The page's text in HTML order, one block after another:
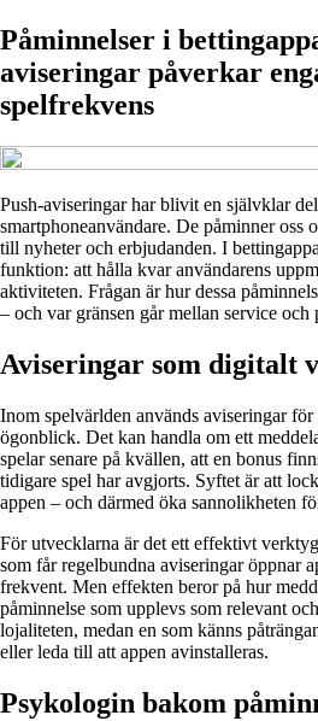
Påminnelser i
aviseringar påverkar
spelfrekvens
Push-aviseringar har blivit en självklar
smartphoneanvändare. De påminner oss
till nyheter och erbjudanden. I
funktion: att hålla kvar användarens
aktiviteten. Frågan är hur dessa
– och var gränsen går mellan service och
Aviseringar som digitalt
Inom spelvärlden används aviseringar
ögonblick. Det kan handla om ett
spelar senare på kvällen, att en bonus
tidigare spel har avgjorts. Syftet är att
appen – och därmed öka sannolikheten
För utvecklarna är det ett effektivt
som får regelbundna aviseringar öppnar
frekvent. Men effekten beror på hur
påminnelse som upplevs som relevant
lojaliteten, medan en som känns
eller leda till att appen avinstalleras.
Psykologin bakom